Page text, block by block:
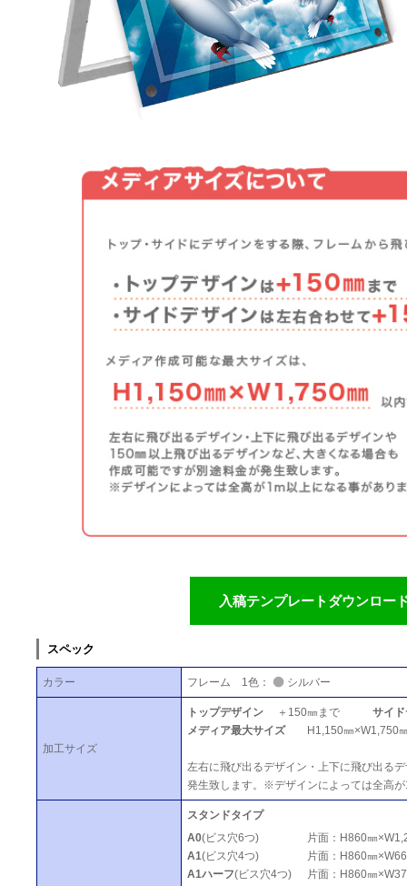
入稿テンプレートダウンロー
スペック
カラー フレーム 1色： シルバー
加工サイズ
トップデザイン ＋150㎜まで サイ
メディア最大サイズH1,150㎜×W1,750
左右に飛び出るデザイン・上下に飛び出る
発生致します。※デザインによっては全高
スタンドタイプ
A0(ビス穴6つ)
片面：H860㎜
A1(ビス穴4つ)
片面：H860㎜
A1ハーフ(ビス穴4つ)
片面：H860㎜